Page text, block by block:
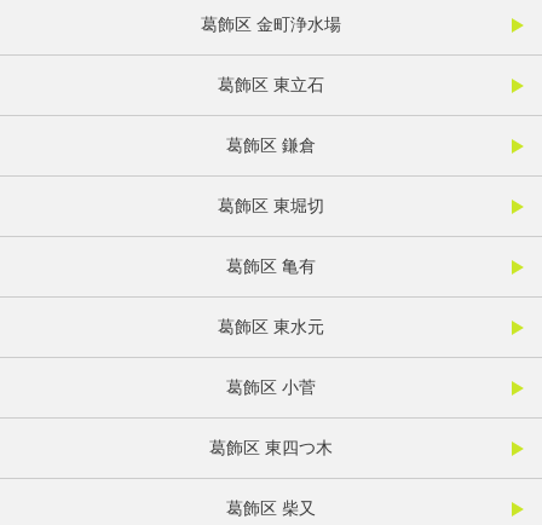
葛飾区 金町浄水場
葛飾区 東立石
葛飾区 鎌倉
葛飾区 東堀切
葛飾区 亀有
葛飾区 東水元
葛飾区 小菅
葛飾区 東四つ木
葛飾区 柴又